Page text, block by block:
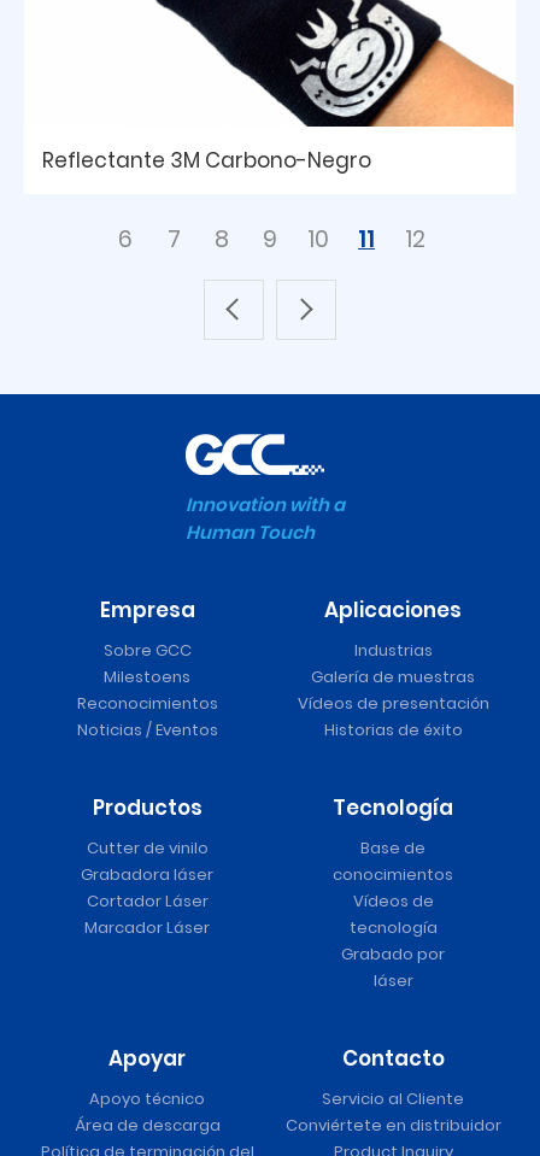
Reflectante 3M Carbono-Negro
6 7 8 9 10 11 12
Innovation with a
Human Touch
Empresa
Sobre GCC
Milestoens
Reconocimientos
Noticias / Eventos
Aplicaciones
Industrias
Galería de muestras
Vídeos de presentación
Historias de éxito
Productos
Cutter de vinilo
Grabadora láser
Cortador Láser
Marcador Láser
Tecnología
Base de
conocimientos
Vídeos de
tecnología
Grabado por
láser
Apoyar
Apoyo técnico
Área de descarga
Contacto
Servicio al Cliente
Conviértete en distribuidor